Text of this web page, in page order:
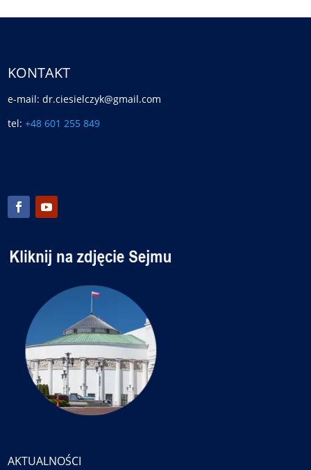
KONTAKT
e-mail: dr.ciesielczyk@gmail.com
tel:+48 601 255 849
AKTUALNOŚCI